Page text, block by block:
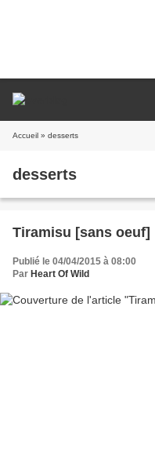
Accueil » desserts
desserts
Tiramisu [sans oeuf]
Publié le 04/04/2015 à 08:00
Par Heart Of Wild